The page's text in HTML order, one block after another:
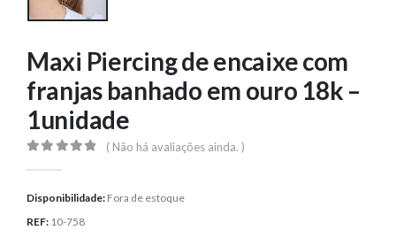
Maxi Piercing de encaixe com
franjas banhado em ouro 18k –
1unidade
( Não há avaliações ainda. )
Disponibilidade: Fora de estoque
REF: 10-758